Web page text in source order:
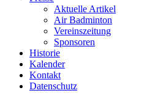
Aktuelle Artikel
Air Badminton
Vereinszeitung
Sponsoren
Historie
Kalender
Kontakt
Datenschutz